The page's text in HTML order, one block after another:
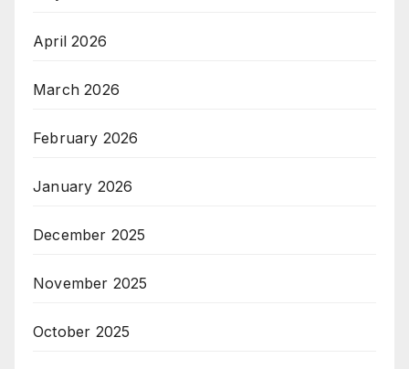
April 2026
March 2026
February 2026
January 2026
December 2025
November 2025
October 2025